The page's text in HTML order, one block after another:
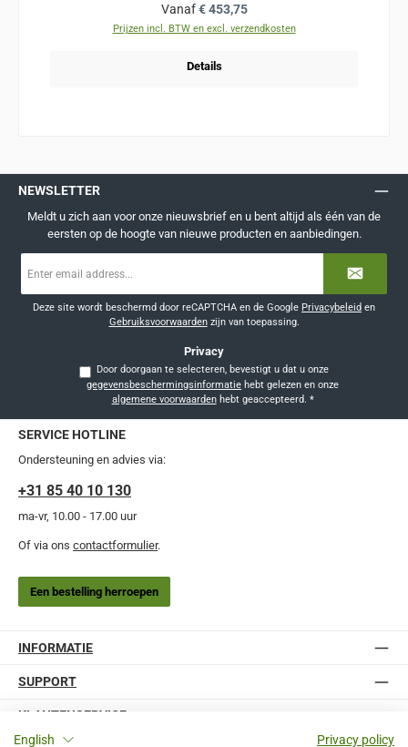
Normale prijs:
Vanaf€ 453,75
Prijzen incl. BTW en excl. verzendkosten
Details
NEWSLETTER
Meldt u zich aan voor onze nieuwsbrief en u bent altijd als één van de
eersten op de hoogte van nieuwe producten en aanbiedingen.
mailadres
Deze site wordt beschermd door reCAPTCHA en de Google Privacybeleid en
Gebruiksvoorwaardenzijn van toepassing.
Privacy
Door doorgaan te selecteren, bevestigt u dat u onze
gegevensbeschermingsinformatie
algemene voorwaardenhebt geaccepteerd. *
SERVICE HOTLINE
Ondersteuning en advies via:
+31 85 40 10 130
ma-vr, 10.00 - 17.00 uur
Of via ons contactformulier.
Een bestelling herroepen
INFORMATIE
SUPPORT
KLANTENSERVICE
English Privacy policy